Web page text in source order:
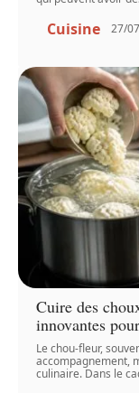
Cuisine 27/
Cuire des
innovantes
Le chou-fleur,
accompagnement,
culinaire. Dans le